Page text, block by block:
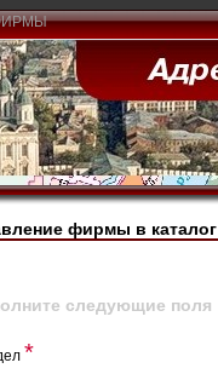
фирмы в каталог
следующие поля
*